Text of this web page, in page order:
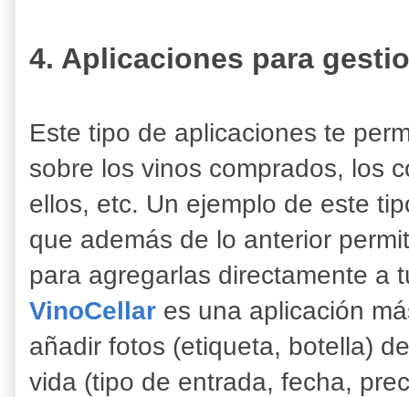
4. Aplicaciones para
Este tipo de aplicaciones te
sobre los vinos comprados, los
ellos, etc. Un ejemplo de este
que además de lo anterior
para agregarlas directamente a
VinoCellar es una aplicación
añadir fotos (etiqueta, botella)
vida (tipo de entrada, fecha,